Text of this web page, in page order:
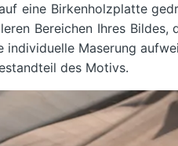
eine Birkenholzplatte
Bereichen Ihres
Maserung
des Motivs.